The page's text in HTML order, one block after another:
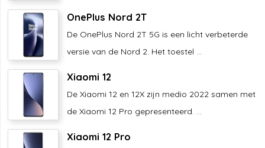
OnePlus Nord 2T
De OnePlus Nord 2T 5G is een licht verbeterde
versie van de Nord 2. Het toestel ...
Xiaomi 12
De Xiaomi 12 en 12X zijn medio 2022 samen met
de Xiaomi 12 Pro gepresenteerd. ...
Xiaomi 12 Pro